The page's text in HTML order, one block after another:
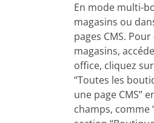
En mode multi-
magasins ou
pages CMS. Pour
magasins,
office, cliquez
“Toutes les
une page CMS”
champs, comme